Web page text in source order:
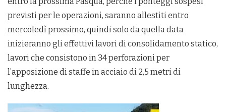
previsti per le operazioni, saranno allestiti entro
mercoledì prossimo, quindi solo da quella data
inizieranno gli effettivi lavori di consolidamento statico,
lavori che consistono in 34 perforazioni per
l’apposizione di staffe in acciaio di 2,5 metri di
lunghezza.